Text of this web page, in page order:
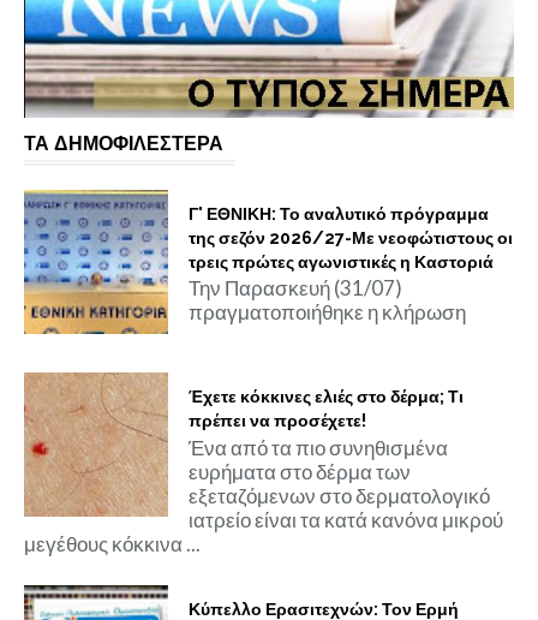
ΤΑ ΔΗΜΟΦΙΛΕΣΤΕΡΑ
Γ' ΕΘΝΙΚΗ: Το αναλυτικό πρόγραμμα
της σεζόν 2026/27-Με νεοφώτιστους οι
τρεις πρώτες αγωνιστικές η Καστοριά
Την Παρασκευή (31/07)
πραγματοποιήθηκε η κλήρωση
Έχετε κόκκινες ελιές στο δέρμα; Τι
πρέπει να προσέχετε!
Ένα από τα πιο συνηθισμένα
ευρήματα στο δέρμα των
εξεταζόμενων στο δερματολογικό
ιατρείο είναι τα κατά κανόνα μικρού
μεγέθους κόκκινα ...
Κύπελλο Ερασιτεχνών: Τον Ερμή